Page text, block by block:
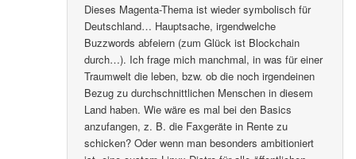
Dieses Magenta-Thema ist wieder symbolisch für
Deutschland… Hauptsache, irgendwelche
Buzzwords abfeiern (zum Glück ist Blockchain
durch…). Ich frage mich manchmal, in was für einer
Traumwelt die leben, bzw. ob die noch irgendeinen
Bezug zu durchschnittlichen Menschen in diesem
Land haben. Wie wäre es mal bei den Basics
anzufangen, z. B. die Faxgeräte in Rente zu
schicken? Oder wenn man besonders ambitioniert